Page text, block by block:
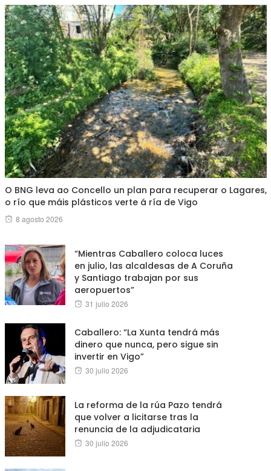
O BNG leva ao Concello un plan para recuperar o Lagares,
o río que máis plásticos verte á ría de Vigo
Posted
8 agosto 2026
“Mientras Caballero coloca luces
en julio, las alcaldesas de A Coruña
y Santiago trabajan por sus
aeropuertos”
Posted
31 julio 2026
Caballero: “La Xunta tendrá más
dinero que nunca, pero sigue sin
invertir en Vigo”
Posted
30 julio 2026
La reforma de la rúa Pazo tendrá
que volver a licitarse tras la
renuncia de la adjudicataria
Posted
30 julio 2026